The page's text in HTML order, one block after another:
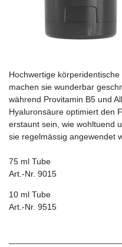
Hochwertige
machen sie wunderbar
während Provitamin B5 und
Hyaluronsäure optimiert den
erstaunt sein, wie wohltuend
sie regelmässig angewendet
75 ml Tube
Art.-Nr. 9015
10 ml Tube
Art.-Nr. 9515